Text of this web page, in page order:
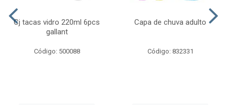
Cj tacas vidro 220ml 6pcs
gallant
Código: 500088
Capa de chuva adulto
Código: 832331